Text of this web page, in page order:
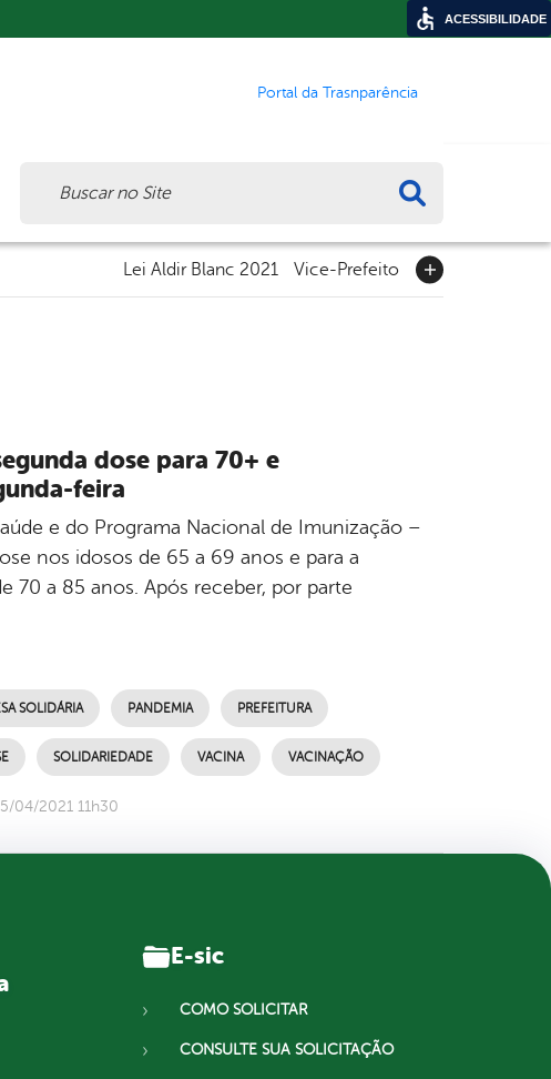
Portal da Trasnparência
Lei Aldir Blanc 2021 Vice-Prefeito
dose para 70+ e
feira
e do Programa Nacional de Imunização –
nos idosos de 65 a 69 anos e para a
70 a 85 anos. Após receber, por parte
SOLIDÁRIA PANDEMIA PREFEITURA
SOLIDARIEDADE VACINA VACINAÇÃO
04/2021 11h30
E-sic
COMO SOLICITAR
CONSULTE SUA SOLICITAÇÃO
ACESSIBILIDADE